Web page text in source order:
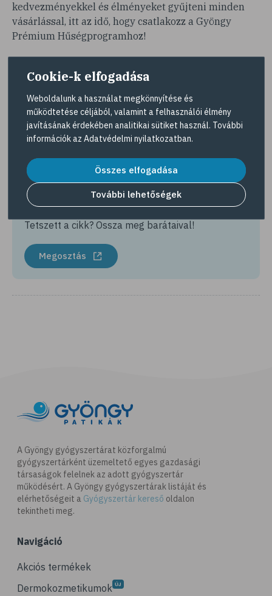
kedvezményekkel és élményeket gyűjteni minden
vásárlással, itt az idő, hogy csatlakozz a Gyöngy
Prémium Hűségprogramhoz!
Kezdd el most!
Töltsd le a Gyöngy Prémium applikációt az Apple
App Store-ból vagy a Google Play áruházból, és
élvezd a hűségprogram minden előnyét!
Tetszett a cikk? Ossza meg barátaival!
Megosztás
A Gyöngy gyógyszertárat közforgalmú
gyógyszertárként üzemeltető egyes gazdasági
társaságok felelnek az adott gyógyszertár
működésért. A Gyöngy gyógyszertárak listáját és
elérhetőségeit a Gyógyszertár kereső oldalon
tekintheti meg.
Navigáció
Akciós termékek
Dermokozmetikumok
Cookie-k elfogadása
Weboldalunk a használat megkönnyítése és
működtetése céljából, valamint a felhasználói élmény
javításának érdekében analitikai sütiket használ. További
információk az Adatvédelmi nyilatkozatban.
Összes elfogadása
További lehetőségek